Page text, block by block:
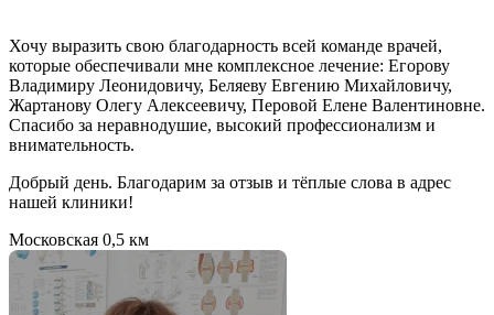
Хочу выразить свою благодарность всей команде врачей,
которые обеспечивали мне комплексное лечение: Егорову
Владимиру Леонидовичу, Беляеву Евгению Михайловичу,
Жартанову Олегу Алексеевичу, Перовой Елене Валентиновне.
Спасибо за неравнодушие, высокий профессионализм и
внимательность.
Добрый день. Благодарим за отзыв и тёплые слова в адрес
нашей клиники!
Московская 0,5 км